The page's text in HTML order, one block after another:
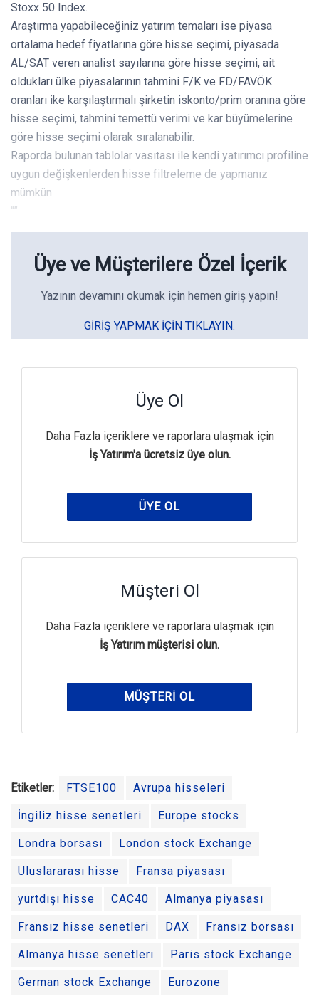
Stoxx 50 Index.
Araştırma yapabileceğiniz yatırım temaları ise piyasa
ortalama hedef fiyatlarına göre hisse seçimi, piyasada
AL/SAT veren analist sayılarına göre hisse seçimi, ait
oldukları ülke piyasalarının tahmini F/K ve FD/FAVÖK
oranları ike karşılaştırmalı şirketin iskonto/prim oranına göre
hisse seçimi, tahmini temettü verimi ve kar büyümelerine
göre hisse seçimi olarak sıralanabilir.
Raporda bulunan tablolar vasıtası ile kendi yatırımcı profiline
uygun değişkenlerden hisse filtreleme de yapmanız
mümkün.
“”
Üye ve Müşterilere Özel İçerik
Yazının devamını okumak için hemen giriş yapın!
GIRIŞ YAPMAK IÇIN TIKLAYIN.
Üye Ol
Daha Fazla içeriklere ve raporlara ulaşmak için
İş Yatırım'a ücretsiz üye olun.
ÜYE OL
Müşteri Ol
Daha Fazla içeriklere ve raporlara ulaşmak için
İş Yatırım müşterisi olun.
MÜŞTERI OL
Etiketler: FTSE100 Avrupa hisseleri
İngiliz hisse senetleri Europe stocks
Londra borsası London stock Exchange
Uluslararası hisse Fransa piyasası
yurtdışı hisse CAC40 Almanya piyasası
Fransız hisse senetleri DAX Fransız borsası
Almanya hisse senetleri Paris stock Exchange
German stock Exchange Eurozone